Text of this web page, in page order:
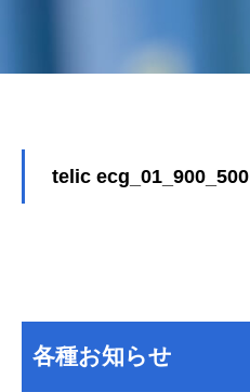
各種お知らせ
telic ecg_01_900_500